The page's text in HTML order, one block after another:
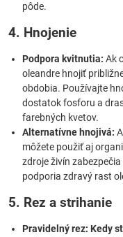
pôde.
4. Hnojenie
Podpora kvitnutia: Ak
oleandre hnojiť
obdobia. Používajte
dostatok fosforu a
farebných kvetov.
Alternatívne hnojivá:
môžete použiť aj
zdroje živín
podporia zdravý rast
5. Rez a strihanie
Pravidelný rez: Kedy